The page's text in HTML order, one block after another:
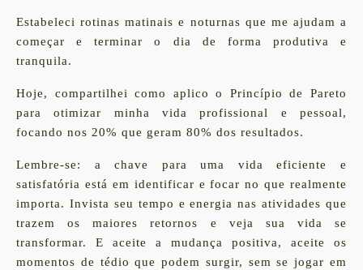
Estabeleci rotinas matinais e noturnas que me ajudam a
começar e terminar o dia de forma produtiva e
tranquila.
Hoje, compartilhei como aplico o Princípio de Pareto
para otimizar minha vida profissional e pessoal,
focando nos 20% que geram 80% dos resultados.
Lembre-se: a chave para uma vida eficiente e
satisfatória está em identificar e focar no que realmente
importa. Invista seu tempo e energia nas atividades que
trazem os maiores retornos e veja sua vida se
transformar. E aceite a mudança positiva, aceite os
momentos de tédio que podem surgir, sem se jogar em